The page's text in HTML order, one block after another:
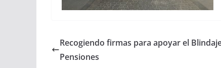
Recogiendo firmas para apoyar el
Pensiones